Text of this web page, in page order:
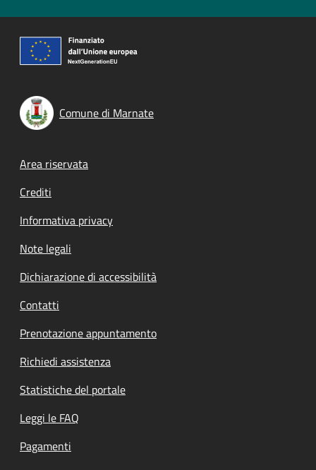
Comune di Marnate
Footer menu
Area riservata
Crediti
Informativa privacy
Note legali
Dichiarazione di accessibilità
Contatti
Prenotazione appuntamento
Richiedi assistenza
Statistiche del portale
Leggi le FAQ
Pagamenti